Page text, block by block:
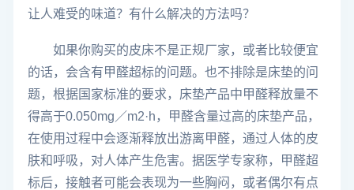
让人难受的味道？有什么解决的方法吗？
如果你购买的皮床不是正规厂家，或者比较便宜
的话，会含有甲醛超标的问题。也不排除是床垫的问
题，根据国家标准的要求，床垫产品中甲醛释放量不
得高于0.050mg／m2·h，甲醛含量过高的床垫产品，
在使用过程中会逐渐释放出游离甲醛，通过人体的皮
肤和呼吸，对人体产生危害。据医学专家称，甲醛超
标后，接触者可能会表现为一些胸闷，或者偶尔有点